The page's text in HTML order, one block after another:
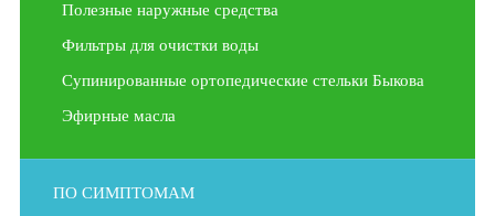
Полезные наружные средства
Фильтры для очистки воды
Супинированные ортопедические стельки Быкова
Эфирные масла
ПО СИМПТОМАМ